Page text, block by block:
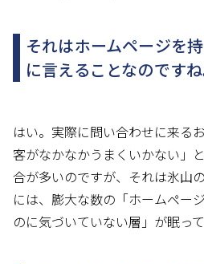
それはホームページを
に言えることなのですね
はい。実際に問い合わせに来る
客がなかなかうまくいかない」
合が多いのですが、それは氷山
には、膨大な数の「ホームペー
のに気づいていない層」が眠って